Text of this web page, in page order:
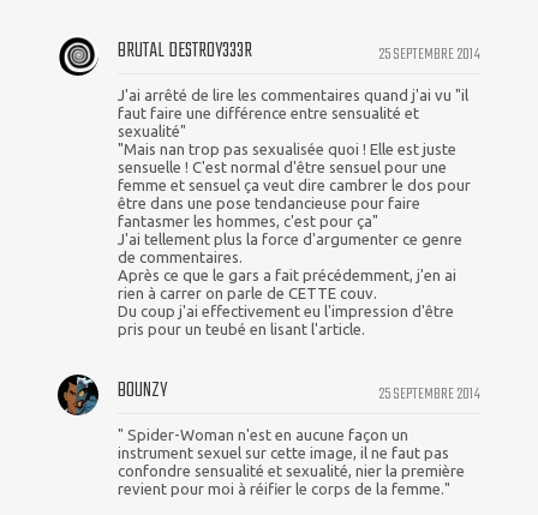
25 SEPTEMBRE 2014
BRUTAL DESTR0Y333R
J'ai arrêté de lire les commentaires quand j'ai vu "il
faut faire une différence entre sensualité et
sexualité"
"Mais nan trop pas sexualisée quoi ! Elle est juste
sensuelle ! C'est normal d'être sensuel pour une
femme et sensuel ça veut dire cambrer le dos pour
être dans une pose tendancieuse pour faire
fantasmer les hommes, c'est pour ça"
J'ai tellement plus la force d'argumenter ce genre
de commentaires.
Après ce que le gars a fait précédemment, j'en ai
rien à carrer on parle de CETTE couv.
Du coup j'ai effectivement eu l'impression d'être
pris pour un teubé en lisant l'article.
25 SEPTEMBRE 2014
BOUNZY
" Spider-Woman n'est en aucune façon un
instrument sexuel sur cette image, il ne faut pas
confondre sensualité et sexualité, nier la première
revient pour moi à réifier le corps de la femme."